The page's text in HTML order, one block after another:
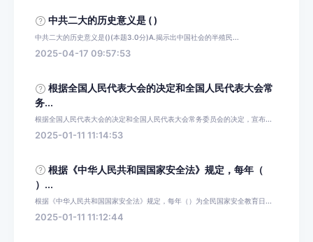
中共二大的历史意义是 ( )
中共二大的历史意义是()(本题3.0分)A.揭示出中国社会的半殖民...
2025-04-17 09:57:53
根据全国人民代表大会的决定和全国人民代表大会常
务...
根据全国人民代表大会的决定和全国人民代表大会常务委员会的决定，宣布...
2025-01-11 11:14:53
根据《中华人民共和国国家安全法》规定，每年（
）...
根据《中华人民共和国国家安全法》规定，每年（）为全民国家安全教育日...
2025-01-11 11:12:44